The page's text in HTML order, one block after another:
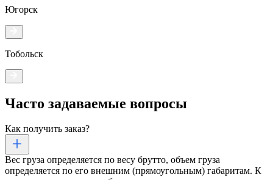
Югорск
Тобольск
Часто задаваемые вопросы
Как получить заказ?
Вес груза определяется по весу брутто, объем груза
определяется по его внешним (прямоугольным) габаритам. К